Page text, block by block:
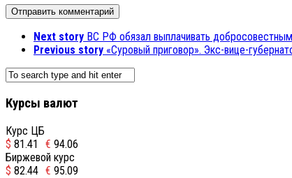
Next story ВС РФ обязал выплачивать
Previous story «Суровый приговор». Экс-вице-
Курсы валют
Курс ЦБ
$ 81.41 € 94.06
Биржевой курс
$ 82.44 € 95.09